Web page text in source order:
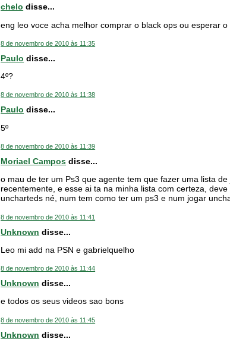
chelo disse...
eng leo voce acha melhor comprar o black ops ou esperar
8 de novembro de 2010 às 11:35
Paulo disse...
4º?
8 de novembro de 2010 às 11:38
Paulo disse...
5º
8 de novembro de 2010 às 11:39
Moriael Campos disse...
o mau de ter um Ps3 que agente tem que fazer uma lista
recentemente, e esse ai ta na minha lista com certeza,
uncharteds né, num tem como ter um ps3 e num jogar
8 de novembro de 2010 às 11:41
Unknown disse...
Leo mi add na PSN e gabrielquelho
8 de novembro de 2010 às 11:44
Unknown disse...
e todos os seus videos sao bons
8 de novembro de 2010 às 11:45
Unknown disse...